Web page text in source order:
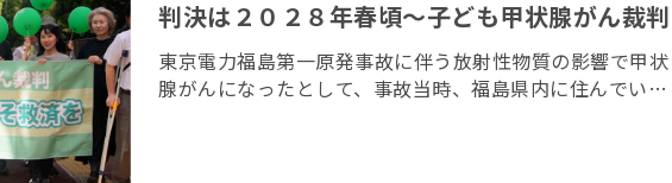
判決は２０２８年春頃〜子ども甲状腺がん裁判
東京電力福島第一原発事故に伴う放射性物質の影響で甲状
腺がんになったとして、事故当時、福島県内に住んでいた